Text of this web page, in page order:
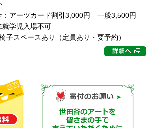
：アーツカード割引3,000円 一般3,500円
学児入場不可
子スペースあり（定員あり・要予約）